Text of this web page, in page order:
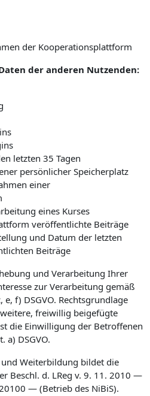
der Kooperationsplattform
der anderen Nutzenden:
letzten 35 Tagen
persönlicher Speicherplatz
einer
eines Kurses
veröffentlichte Beiträge
und Datum der letzten
Beiträge
und Verarbeitung Ihrer
zur Verarbeitung gemäß
f) DSGVO. Rechtsgrundlage
freiwillig beigefügte
die Einwilligung der Betroffenen
a) DSGVO.
Weiterbildung bildet die
Beschl. d. LReg v. 9. 11. 2010 —
— (Betrieb des NiBiS).